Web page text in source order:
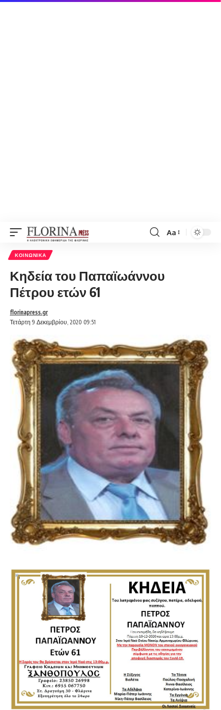
Font
Aa
ΚΟΙΝΩΝΙΚΆ
Κηδεία του Παπαϊωάννου
Πέτρου ετών 61
Τετάρτη 9 Δεκεμβρίου, 2020 09:51
florinapress.gr